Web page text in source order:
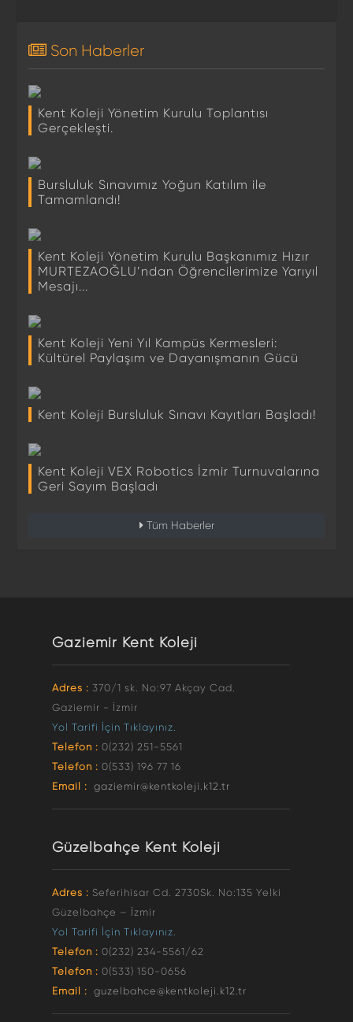
Son Haberler
Kent Koleji Yönetim Kurulu Toplantısı
Gerçekleşti.
Bursluluk Sınavımız Yoğun Katılım ile
Tamamlandı!
Kent Koleji Yönetim Kurulu Başkanımız Hızır
MURTEZAOĞLU’ndan Öğrencilerimize Yarıyıl
Mesajı...
Kent Koleji Yeni Yıl Kampüs Kermesleri:
Kültürel Paylaşım ve Dayanışmanın Gücü
Kent Koleji Bursluluk Sınavı Kayıtları Başladı!
Kent Koleji VEX Robotics İzmir Turnuvalarına
Geri Sayım Başladı
Tüm Haberler
Gaziemir Kent Koleji
Adres : 370/1 sk. No:97 Akçay Cad.
Gaziemir - İzmir
Yol Tarifi İçin Tıklayınız.
Telefon : 0(232) 251-5561
Telefon : 0(533) 196 77 16
Email : gaziemir@kentkoleji.k12.tr
Güzelbahçe Kent Koleji
Adres : Seferihisar Cd. 2730Sk. No:135 Yelki
Güzelbahçe – İzmir
Yol Tarifi İçin Tıklayınız.
Telefon : 0(232) 234-5561/62
Telefon : 0(533) 150-0656
Email : guzelbahce@kentkoleji.k12.tr